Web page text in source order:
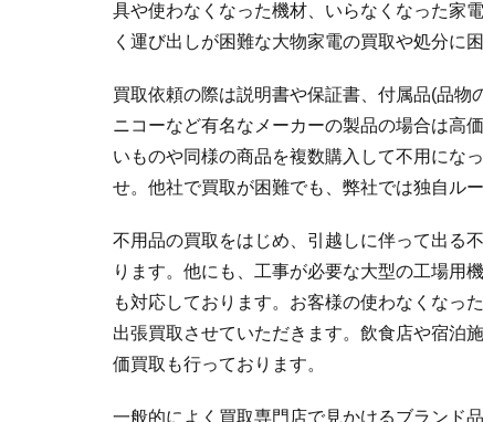
具や使わなくなった機材、いらなくなった家
く運び出しが困難な大物家電の買取や処分に
買取依頼の際は説明書や保証書、付属品(品
ニコーなど有名なメーカーの製品の場合は高
いものや同様の商品を複数購入して不用にな
せ。他社で買取が困難でも、弊社では独自ル
不用品の買取をはじめ、引越しに伴って出る
ります。他にも、工事が必要な大型の工場用
も対応しております。お客様の使わなくなっ
出張買取させていただきます。飲食店や宿泊
価買取も行っております。
一般的によく買取専門店で見かけるブランド